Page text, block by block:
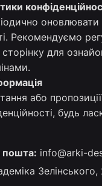
оновлювати
Рекомендуємо
для
або
будь
пошта: info@arki-
Зелінського,